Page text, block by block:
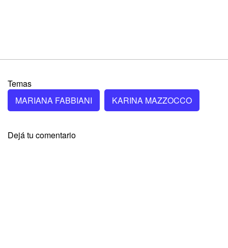
Temas
MARIANA FABBIANI
KARINA MAZZOCCO
Dejá tu comentario